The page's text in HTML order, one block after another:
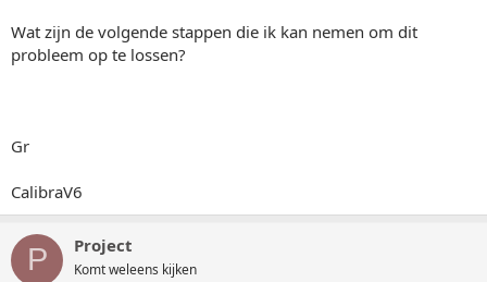
Wat zijn de volgende stappen die ik kan nemen om dit
probleem op te lossen?
Gr
CalibraV6
P Project
Komt weleens kijken